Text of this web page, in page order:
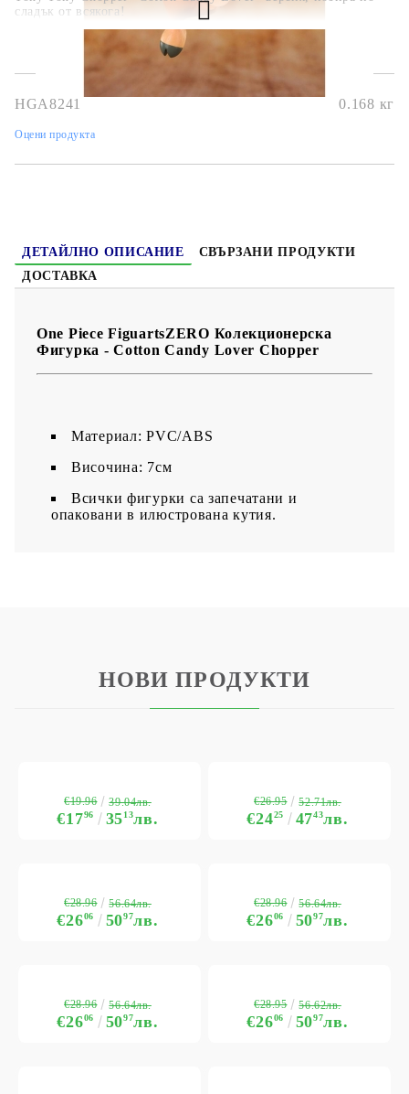
сладък от всякога!
HGA8241 0.168 кг
Оцени продукта
ДЕТАЙЛНО ОПИСАНИЕ
СВЪРЗАНИ ПРОДУКТИ
ДОСТАВКА
One Piece FiguartsZERO Колекционерска
Фигурка - Cotton Candy Lover Chopper
Материал: PVC/ABS
Височина: 7см
Всички фигурки са запечатани и
опаковани в илюстрована кутия.
НОВИ ПРОДУКТИ
€1796 3513лв.
€19.96 39.04лв.
€2425 4743лв.
€26.95 52.71лв.
€2606 5097лв.
€28.96 56.64лв.
€2606 5097лв.
€28.96 56.64лв.
€2606 5097лв.
€28.96 56.64лв.
€2606 5097лв.
€28.95 56.62лв.